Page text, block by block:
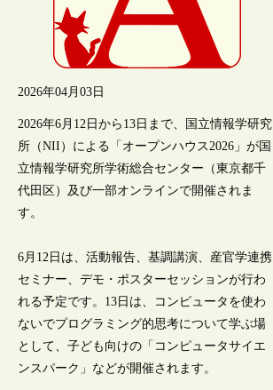
2026年04月03日
2026年6月12日から13日まで、国立情報学研究
所（NII）による「オープンハウス2026」が国
立情報学研究所学術総合センター（東京都千
代田区）及び一部オンラインで開催されま
す。
6月12日は、活動報告、基調講演、産官学連携
セミナー、デモ・ポスターセッションが行わ
れる予定です。13日は、コンピュータを使わ
ないでプログラミング的思考について学ぶ場
として、子ども向けの「コンピュータサイエ
ンスパーク」などが開催されます。